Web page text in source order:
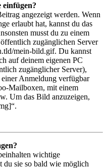
angezeigt werden. Wenn
erlaubt hat, kannst du das
musst du zu einem
zugänglichen Server
mein-bild.gif. Du kannst
auf deinem eigenen PC
zugänglicher Server),
Anmeldung verfügbar
Mailboxen, mit einem
Um das Bild anzuzeigen,
wichtige
du sie so bald wie möglich